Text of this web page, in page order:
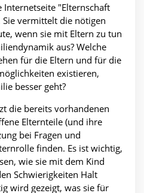
Internetseite "Elternschaft
vermittelt die nötigen
wenn sie mit Eltern zu tun
aus? Welche
für die Eltern und für die
existieren,
besser geht?
die bereits vorhandenen
Elternteile (und ihre
bei Fragen und
finden. Es ist wichtig,
wie sie mit dem Kind
Schwierigkeiten Halt
wird gezeigt, was sie für